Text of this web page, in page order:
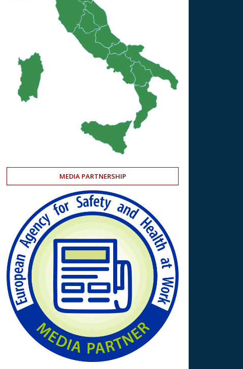
MEDIA PARTNERSHIP